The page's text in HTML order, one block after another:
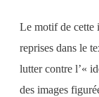
Le motif de cette
reprises dans le
lutter contre l’«
des images